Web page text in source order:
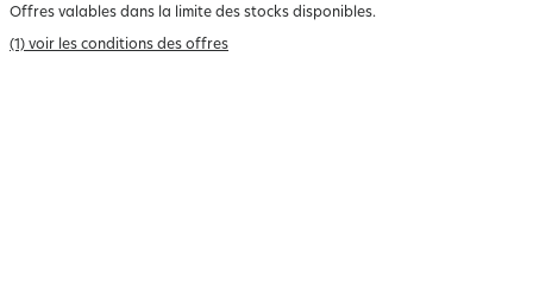
Offres valables dans la limite des stocks disponibles.
(1) voir les conditions des offres